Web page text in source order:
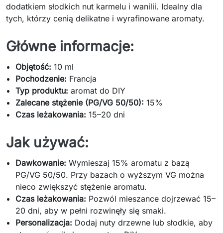
dodatkiem słodkich nut karmelu i wanilii. Idealny dla
tych, którzy cenią delikatne i wyrafinowane aromaty.
Główne informacje:
Objętość: 10 ml
Pochodzenie: Francja
Typ produktu: aromat do DIY
Zalecane stężenie (PG/VG 50/50): 15%
Czas leżakowania: 15–20 dni
Jak używać:
Dawkowanie: Wymieszaj 15% aromatu z bazą
PG/VG 50/50. Przy bazach o wyższym VG można
nieco zwiększyć stężenie aromatu.
Czas leżakowania: Pozwól mieszance dojrzewać 15–
20 dni, aby w pełni rozwinęły się smaki.
Personalizacja: Dodaj nuty drzewne lub słodkie, aby